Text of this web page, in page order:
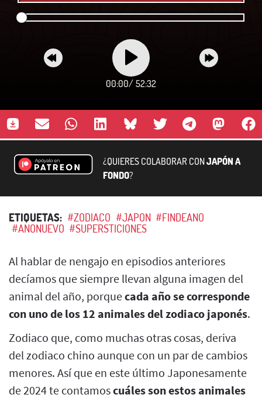
00:00/ 52:32
¿QUIERES COLABORAR CONJAPÓN A
FONDO?
ETIQUETAS: #ZODIACO #JAPON #FINDEANO
#ANONUEVO #SUPERSTICIONES
Al hablar de nengajo en episodios anteriores
decíamos que siempre llevan alguna imagen del
animal del año, porquecada año se corresponde
con uno de los 12 animales del zodiaco japonés.
Zodiaco que, como muchas otras cosas, deriva
del zodiaco chino aunque con un par de cambios
menores. Así que en este último Japonesamente
de 2024 te contamoscuáles son estos animales